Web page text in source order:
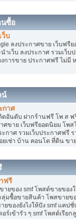
นซื้อ
ว็บ
ลงประกาศขาย เว็บฟ
ำเว็บ ลงประกาศ รวมเว็บ
การขาย ประกาศฟรี ไม่มี
น์
กาศ
ดอันดับ ฝากร้านฟรี โพ ส ฟ
าศขาย เว็บฟรียอดนิยม โ
ะกาศ รวมเว็บประกาศฟรี
ยเช่า บ้าน คอนโด ที่ดิน ข
ฟรี
ยของ smf โพสต์ขายของ
ลุ่มซื้อขายสินค้า โพสขายข
ของยังไงให้ปัง smf แค
อร์เข้ารัว ๆ smf โพสต์เรีย